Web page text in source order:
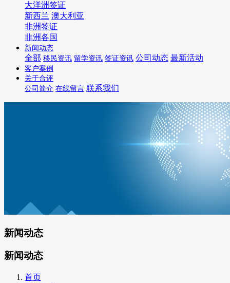
大洋洲签证
新西兰 澳大利亚
非洲签证
非洲各国
新闻动态
全部 移民资讯 留学资讯 签证资讯 公司动态 最新活动
客户案例
关于合评
公司简介 在线留言 联系我们
新闻动态
新闻动态
首页